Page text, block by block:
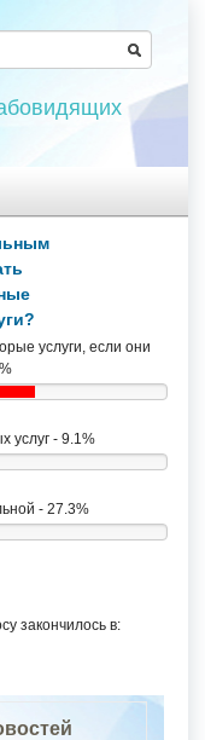
услуги, если они
услуг - 9.1%
- 27.3%
закончилось в: